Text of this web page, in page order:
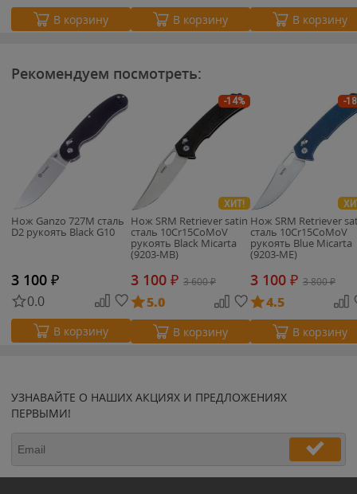
В корзину В корзину В корзину
Рекомендуем посмотреть:
Нож Ganzo 727M cталь
D2 рукоять Black G10
3 100 ₽
0.0
В корзину
-14%
ХИТ!
Нож SRM Retriever satin
сталь 10Cr15CoMoV
рукоять Black Micarta
(9203-MB)
3 100 ₽ 3 600₽
5.0
В корзину
-
Нож SRM Retriever
сталь 10Cr15CoMoV
рукоять Blue Micarta
(9203-ME)
3 100 ₽ 3 800₽
4.5
В корзину
УЗНАВАЙТЕ О НАШИХ АКЦИЯХ И ПРЕДЛОЖЕНИЯХ
ПЕРВЫМИ!